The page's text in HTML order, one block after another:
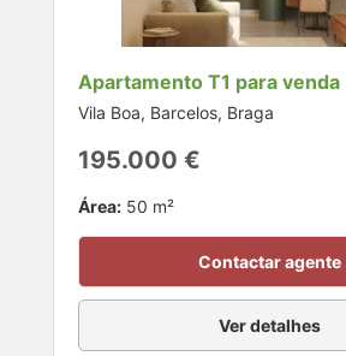
Apartamento T1 para venda
Vila Boa, Barcelos, Braga
195.000 €
Área: 50 m²
Contactar agente
Ver detalhes